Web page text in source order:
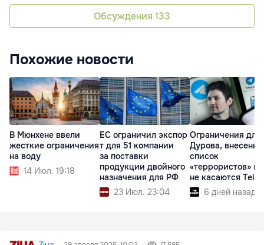
Обсуждения 133
Похожие новости
В Мюнхене ввели
жесткие ограничения
на воду
14 Июл. 19:18
ЕС ограничил экспор
т для 51 компании
за поставки
продукции двойного
назначения для РФ
23 Июл. 23:04
Ограничения для
Дурова,
список
«террористов» в
не касаются
6 дней назад